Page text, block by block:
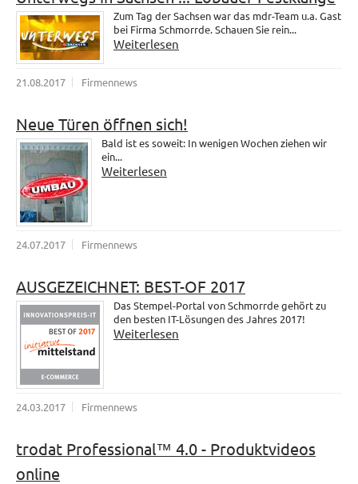
Zum Tag der Sachsen war das mdr-Team u.a. Gast
bei Firma Schmorrde. Schauen Sie rein...
Weiterlesen
21.08.2017 Firmennews
Neue Türen öffnen sich!
Bald ist es soweit: In wenigen Wochen ziehen wir
ein...
Weiterlesen
24.07.2017 Firmennews
AUSGEZEICHNET: BEST-OF 2017
Das Stempel-Portal von Schmorrde gehört zu
den besten IT-Lösungen des Jahres 2017!
Weiterlesen
24.03.2017 Firmennews
trodat Professional™ 4.0 - Produktvideos
online